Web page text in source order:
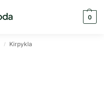
0
/ Kirpykla